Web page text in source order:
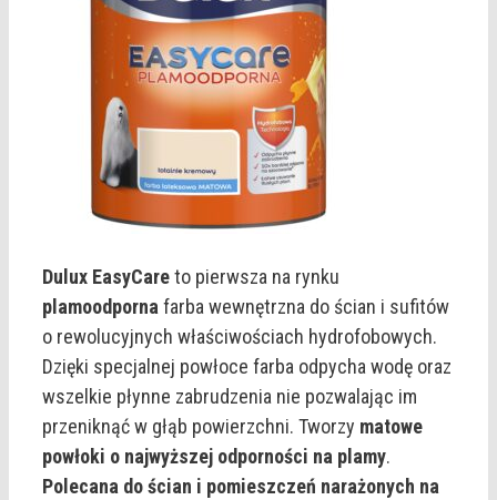
Dulux EasyCareto pierwsza na rynku
plamoodpornafarba wewnętrzna do ścian i sufitów
o rewolucyjnych właściwościach hydrofobowych.
Dzięki specjalnej powłoce farba odpycha wodę oraz
wszelkie płynne zabrudzenia nie pozwalając im
przeniknąć w głąb powierzchni. Tworzy matowe
powłoki o najwyższej odporności na plamy.
Polecana do ścian i pomieszczeń narażonych na